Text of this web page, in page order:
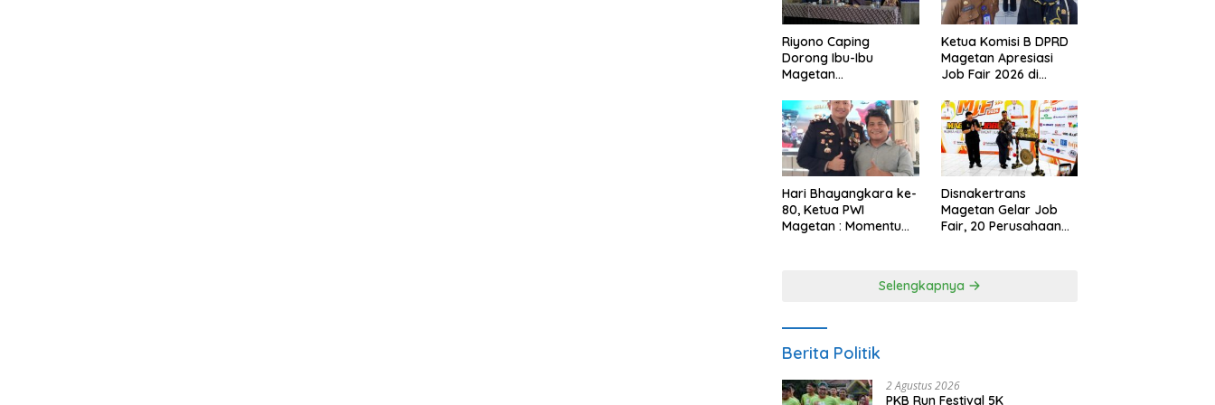
Riyono Caping
Dorong Ibu-Ibu
Magetan
Ikan, Perkuat Budaya
Gemar Makan Ikan
Ketua Komisi B DPRD
Magetan Apresiasi
Job Fair 2026 di
Anggaran
Hari Bhayangkara ke-
80, Ketua PWI
Magetan : Momentum
Disnakertrans
Magetan Gelar Job
Fair, 20 Perusahaan
Selengkapnya
Berita Politik
2 Agustus 2026
PKB Run Festival 5K